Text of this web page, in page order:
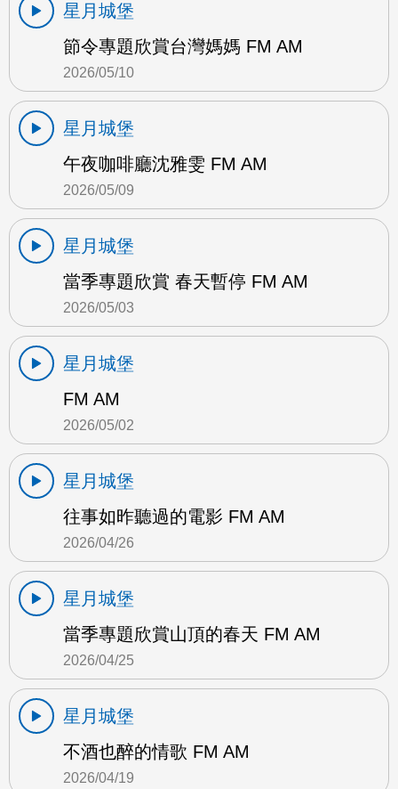
星月城堡
節令專題欣賞台灣媽媽 FM AM
2026/05/10
星月城堡
午夜咖啡廳沈雅雯 FM AM
2026/05/09
星月城堡
當季專題欣賞 春天暫停 FM AM
2026/05/03
星月城堡
FM AM
2026/05/02
星月城堡
往事如昨聽過的電影 FM AM
2026/04/26
星月城堡
當季專題欣賞山頂的春天 FM AM
2026/04/25
星月城堡
不酒也醉的情歌 FM AM
2026/04/19